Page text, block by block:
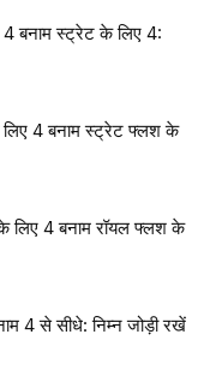
बनाम स्ट्रेट के लिए 4:
4 बनाम स्ट्रेट फ्लश के
4 बनाम रॉयल फ्लश के
4 से सीधे: निम्न जोड़ी रखें